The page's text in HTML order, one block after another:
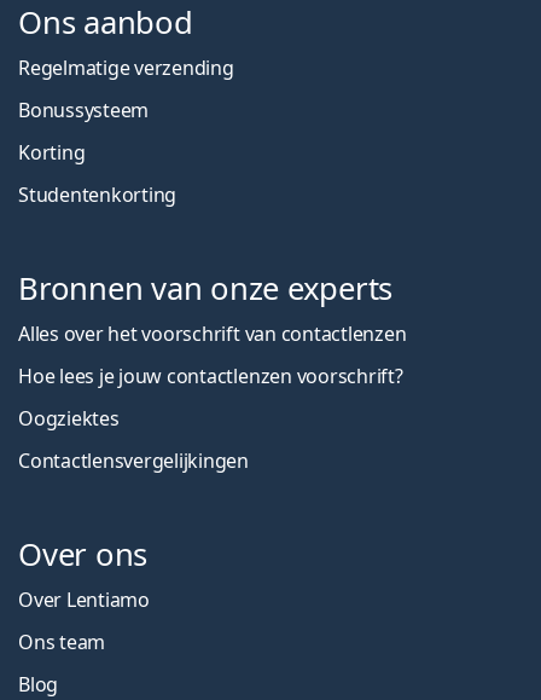
Ons aanbod
Regelmatige verzending
Bonussysteem
Korting
Studentenkorting
Bronnen van onze experts
Alles over het voorschrift van contactlenzen
Hoe lees je jouw contactlenzen voorschrift?
Oogziektes
Contactlensvergelijkingen
Over ons
Over Lentiamo
Ons team
Blog